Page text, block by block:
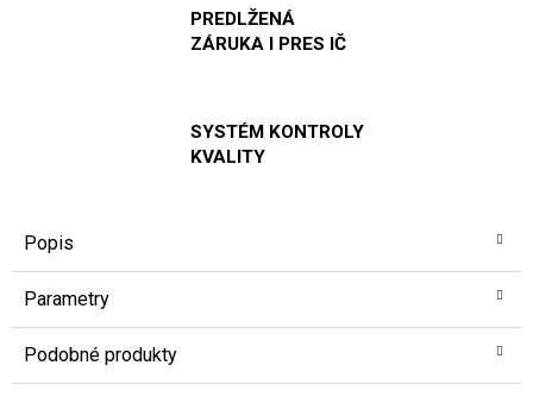
PREDLŽENÁ
ZÁRUKA I PRES IČ
SYSTÉM KONTROLY
KVALITY
Popis
Parametry
Podobné produkty